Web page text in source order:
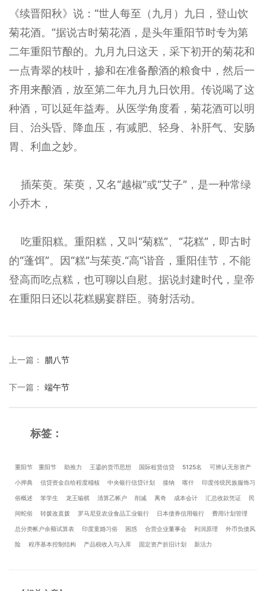
《续晋阳秋》说：“世人每至（九月）九日，登山饮
菊花酒。”据说古时菊花酒，是头年重阳节时专为第
二年重阳节酿的。九月九日这天，采下初开的菊花和
一点青翠的枝叶，掺和在准备酿酒的粮食中，然后一
齐用来酿酒，放至第二年九月九日饮用。传说喝了这
种酒，可以延年益寿。从医学角度看，菊花酒可以明
目、治头昏、降血压，有减肥、轻身、补肝气、安肠
胃、利血之妙。
插茱萸。茱萸，又名“越椒”或“艾子”，是一种常绿
小乔木，
吃重阳糕。重阳糕，又叫“菊糕”、“花糕”，即古时
的“蓬饵”。因“糕”与茱萸.“高”谐音，重阳佳节，不能
登高而吃点糕，也可聊以自慰。据说封建时代，皇帝
在重阳日还以花糕赐宴群臣。骑射活动。
上一篇 ： 腊八节
下一篇 ： 端午节
标签：
重阳节 重阳节 助推力 王鎏的货币思想 国际租赁信贷 5125名 可辨认无形资产
小押典 信贷资金自给程度稽核 中央银行信贷计划 接纳 喀什 印度传统民族服饰习
俗概述 笨学生 龙王输棋 清算乙帐户 削减 离奇 成本会计 汇总收款凭证 民
间蛇俗 转拨改直拨 罗马尼亚农业食品工业银行 日本债券信用银行 费用计划管理
总分类帐户余额试算表 印度童婚习俗 困惑 合营企业董事会 利润原理 外币负债风
险 程序基本控制结构 产品税收入与入库 固定资产折旧计划 新活力